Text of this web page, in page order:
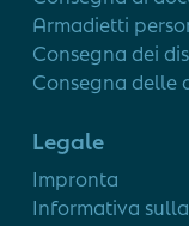
Armadietti
Consegna dei
Consegna delle
Legale
Impronta
Informativa